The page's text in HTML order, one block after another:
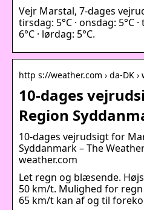
Vejr Marstal, 7-dages
tirsdag: 5°C · onsdag: 5°C
6°C · lørdag: 5°C.
http s://weather.com › da-DK
10-dages
Region
10-dages vejrudsigt for
Syddanmark – The
weather.com
Let regn og blæsende.
50 km/t. Mulighed for
65 km/t kan af og til